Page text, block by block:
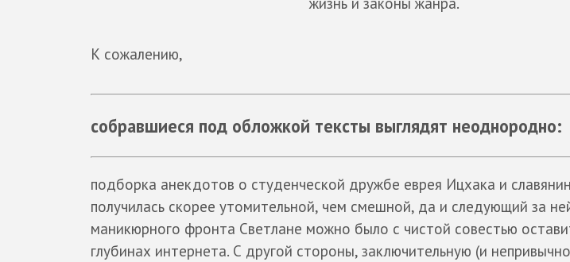
К сожалению,
собравшиеся под обложкой тексты выглядят неоднородно:
подборка анекдотов о студенческой дружбе еврея Ицхака и
получилась скорее утомительной, чем смешной, да и следующий за
маникюрного фронта Светлане можно было с чистой совестью
глубинах интернета. С другой стороны, заключительную (и